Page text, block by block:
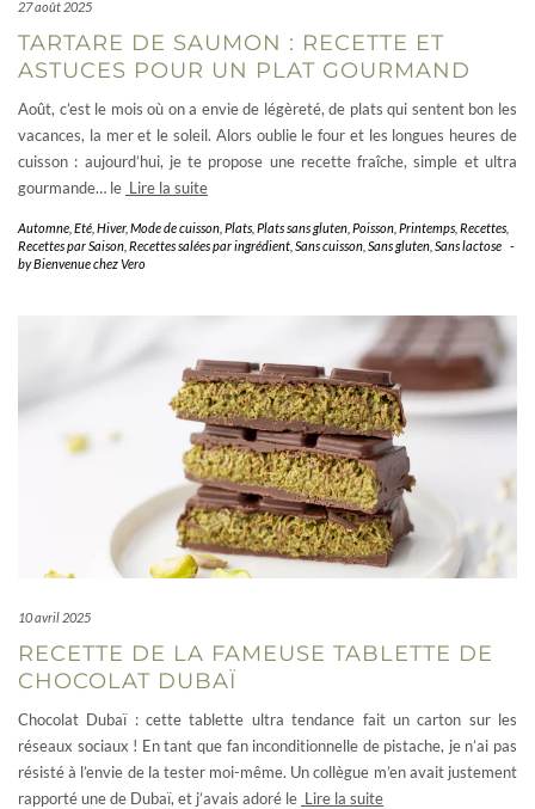
27 août 2025
TARTARE DE SAUMON : RECETTE ET
ASTUCES POUR UN PLAT GOURMAND
Août, c’est le mois où on a envie de légèreté, de plats qui sentent bon les
vacances, la mer et le soleil. Alors oublie le four et les longues heures de
cuisson : aujourd’hui, je te propose une recette fraîche, simple et ultra
gourmande… le Lire la suite
Automne Eté Hiver, Mode de cuisson Plats Plats sans gluten Poisson Printemps Recettes
Recettes par Saison Recettes salées par ingrédient Sans cuisson Sans gluten Sans lactose -
byBienvenue chez Vero
10 avril 2025
​RECETTE DE LA FAMEUSE TABLETTE DE
CHOCOLAT DUBAÏ
Chocolat Dubaï : cette tablette ultra tendance fait un carton sur les
réseaux sociaux ! En tant que fan inconditionnelle de pistache, je n’ai pas
résisté à l’envie de la tester moi-même. Un collègue m’en avait justement
rapporté une de Dubaï, et j’avais adoré le Lire la suite